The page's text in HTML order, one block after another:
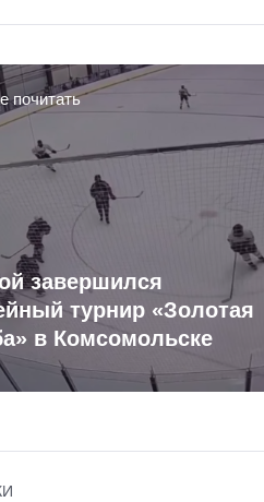
почитать
завершился
турнир «Золотая
в Комсомольске